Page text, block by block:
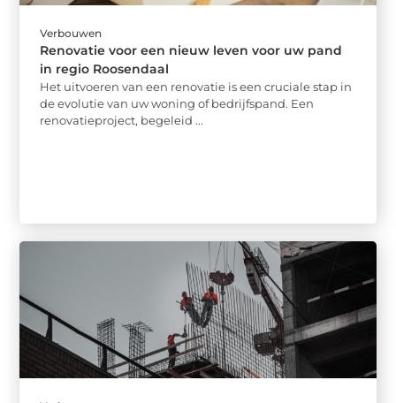
Verbouwen
Renovatie voor een nieuw leven voor uw pand
in regio Roosendaal
Het uitvoeren van een renovatie is een cruciale stap in
de evolutie van uw woning of bedrijfspand. Een
renovatieproject, begeleid ...